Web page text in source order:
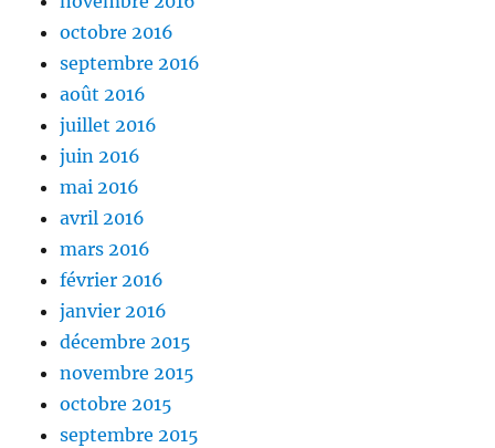
octobre 2016
septembre 2016
août 2016
juillet 2016
juin 2016
mai 2016
avril 2016
mars 2016
février 2016
janvier 2016
décembre 2015
novembre 2015
octobre 2015
septembre 2015